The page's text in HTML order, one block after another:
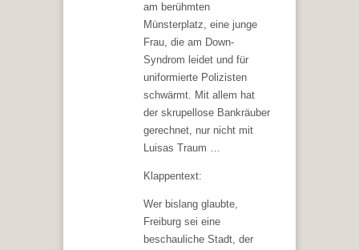
am berühmten
Münsterplatz, eine junge
Frau, die am Down-
Syndrom leidet und für
uniformierte Polizisten
schwärmt. Mit allem hat
der skrupellose Bankräuber
gerechnet, nur nicht mit
Luisas Traum …
Klappentext:
Wer bislang glaubte,
Freiburg sei eine
beschauliche Stadt, der